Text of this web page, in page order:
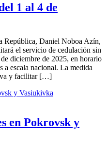
1 al 4 de
República, Daniel Noboa Azín,
el servicio de cedulación sin
diciembre de 2025, en horario
a escala nacional. La medida
y facilitar […]
en Pokrovsk y